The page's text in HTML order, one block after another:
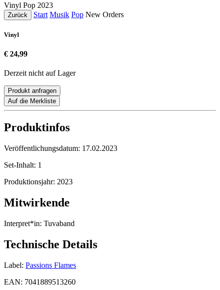
Vinyl Pop 2023
Zurück Start Musik Pop New Orders
Vinyl
€ 24,99
Derzeit nicht auf Lager
Produkt anfragen
Auf die Merkliste
Produktinfos
Veröffentlichungsdatum: 17.02.2023
Set-Inhalt: 1
Produktionsjahr: 2023
Mitwirkende
Interpret*in: Tuvaband
Technische Details
Label: Passions Flames
EAN: 7041889513260